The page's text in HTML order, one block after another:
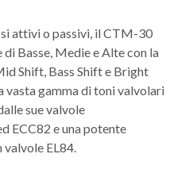
attivi o passivi, il CTM-30
Basse, Medie e Alte con la
Shift, Bass Shift e Bright
vasta gamma di toni valvolari
sue valvole
ECC82 e una potente
valvole EL84.